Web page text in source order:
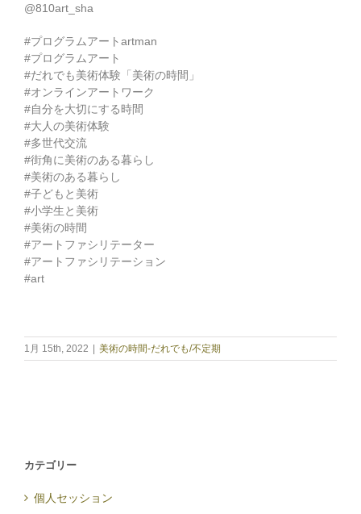
@810art_sha
#プログラムアートartman
#プログラムアート
#だれでも美術体験「美術の時間」
#オンラインアートワーク
#自分を大切にする時間
#大人の美術体験
#多世代交流
#街角に美術のある暮らし
#美術のある暮らし
#子どもと美術
#小学生と美術
#美術の時間
#アートファシリテーター
#アートファシリテーション
#art
1月 15th, 2022 | 美術の時間-だれでも/不定期
カテゴリー
個人セッション